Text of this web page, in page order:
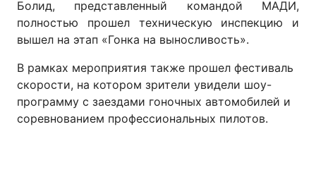
Болид, представленный командой МАДИ,
полностью прошел техническую инспекцию и
вышел на этап «Гонка на выносливость».
В рамках мероприятия также прошел фестиваль
скорости, на котором зрители увидели шоу-
программу с заездами гоночных автомобилей и
соревнованием профессиональных пилотов.